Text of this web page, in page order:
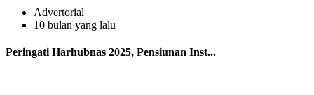
Advertorial
10 bulan yang lalu
Peringati Harhubnas 2025, Pensiunan Inst...